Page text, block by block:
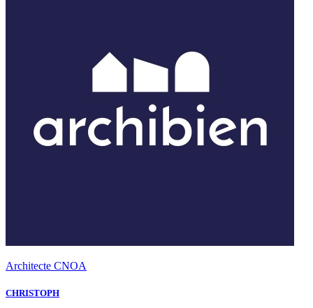
Architecte CNOA
CHRISTOPH